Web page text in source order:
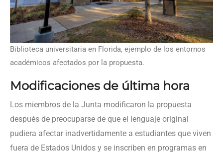
Biblioteca universitaria en Florida, ejemplo de los entornos
académicos afectados por la propuesta.
Modificaciones de última hora
Los miembros de la Junta modificaron la propuesta
después de preocuparse de que el lenguaje original
pudiera afectar inadvertidamente a estudiantes que viven
fuera de Estados Unidos y se inscriben en programas en